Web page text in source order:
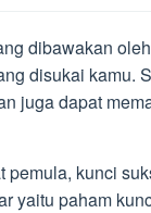
dibawakan
disukai kamu.
juga dapat
pemula, kunci
yaitu paham